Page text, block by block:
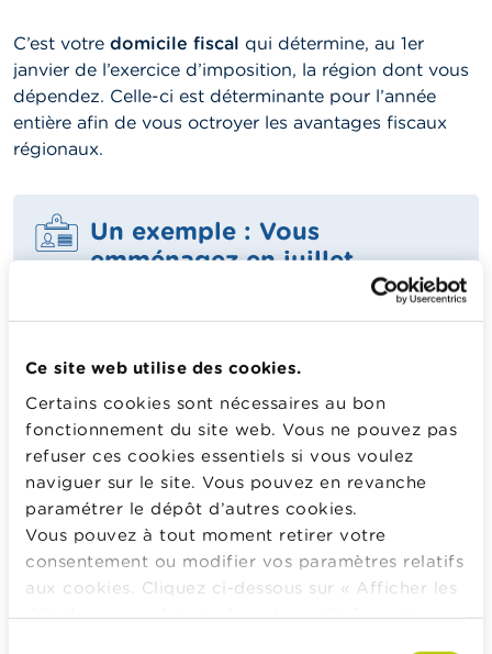
Ce site web utilise des cookies.
Certains cookies sont nécessaires au bon
fonctionnement du site web. Vous ne pouvez pas
refuser ces cookies essentiels si vous voulez
naviguer sur le site. Vous pouvez en revanche
paramétrer le dépôt d’autres cookies.
Vous pouvez à tout moment retirer votre
consentement ou modifier vos paramètres relatifs
aux cookies. Cliquez ci-dessous sur « Afficher les
détails » pour obtenir davantage d'informations.
C’est votre domicile fiscal qui détermine, au 1er
janvier de l’exercice d’imposition, la région dont vous
dépendez. Celle-ci est déterminante pour l’année
entière afin de vous octroyer les avantages fiscaux
régionaux.
Un exemple : Vous
emménagez en juillet
Au 1er janvier 2026, vous y êtes donc domicilié.
enverra une déclaration fiscale, qui percevra une
partie de votre impôt et qui vous accordera
certains avantages fiscaux, selon ses
compétences attribuées pour l’année des
revenus 2025.
Calculateurs, conseils pratiques, checklists
Budget, payer, emprunter et assurer